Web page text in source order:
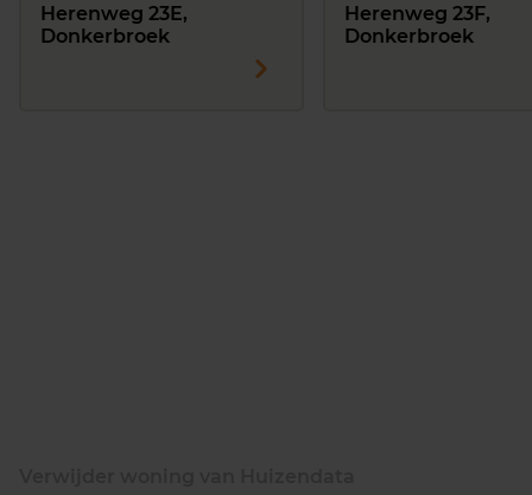
Herenweg 23E,
Donkerbroek
Herenweg 23F,
Donkerbroek